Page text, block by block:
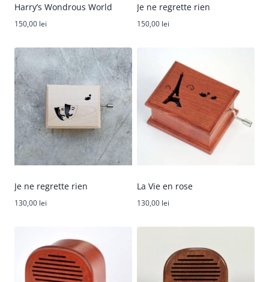
Harry’s Wondrous World
150,00 lei
Je ne regrette rien
150,00 lei
Je ne regrette rien
130,00 lei
La Vie en rose
130,00 lei